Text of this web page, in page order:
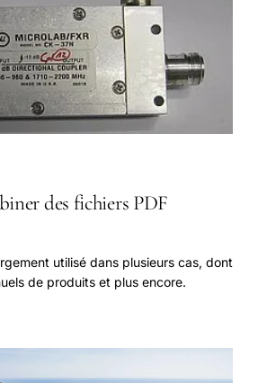
des fichiers PDF
utilisé dans plusieurs cas, dont
de produits et plus encore.